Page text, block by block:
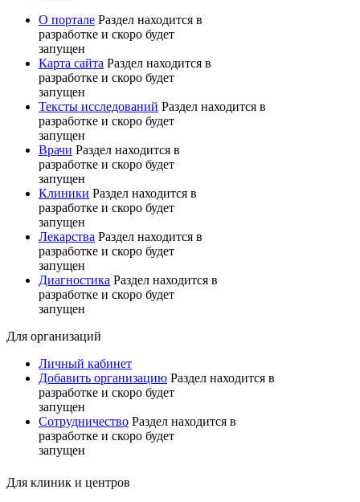
О портале Раздел находится в
разработке и скоро будет
запущен
Карта сайта Раздел находится в
разработке и скоро будет
запущен
Тексты исследований Раздел находится в
разработке и скоро будет
запущен
Врачи Раздел находится в
разработке и скоро будет
запущен
Клиники Раздел находится в
разработке и скоро будет
запущен
Лекарства Раздел находится в
разработке и скоро будет
запущен
Диагностика Раздел находится в
разработке и скоро будет
запущен
Для организаций
Личный кабинет
Добавить организацию Раздел находится в
разработке и скоро будет
запущен
Сотрудничество Раздел находится в
разработке и скоро будет
запущен
Для клиник и центров